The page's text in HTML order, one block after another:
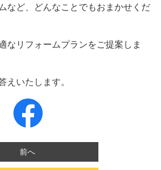
など、どんなことでもおまかせくだ
なリフォームプランをご提案しま
えいたします。
前へ